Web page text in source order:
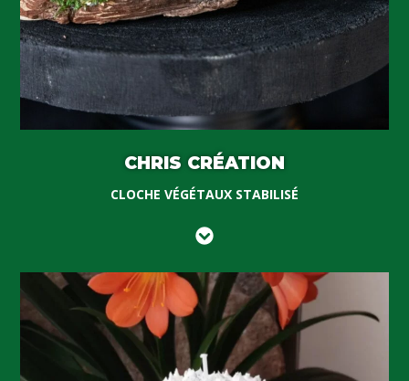
CHRIS CRÉATION
CLOCHE VÉGÉTAUX STABILISÉ